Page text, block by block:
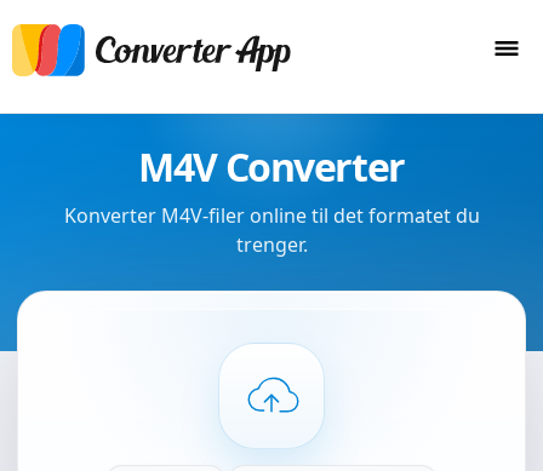
M4V Converter
Konverter M4V-filer online til det formatet du
trenger.